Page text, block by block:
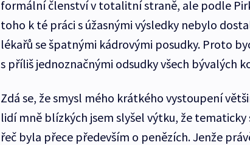
formální členství v totalitní straně, ale podle
toho k té práci s úžasnými výsledky nebylo
lékařů se špatnými kádrovými posudky. Proto
s příliš jednoznačnými odsudky všech bývalých
Zdá se, že smysl mého krátkého vystoupení
lidí mně blízkých jsem slyšel výtku, že
řeč byla přece především o penězích. Jenže